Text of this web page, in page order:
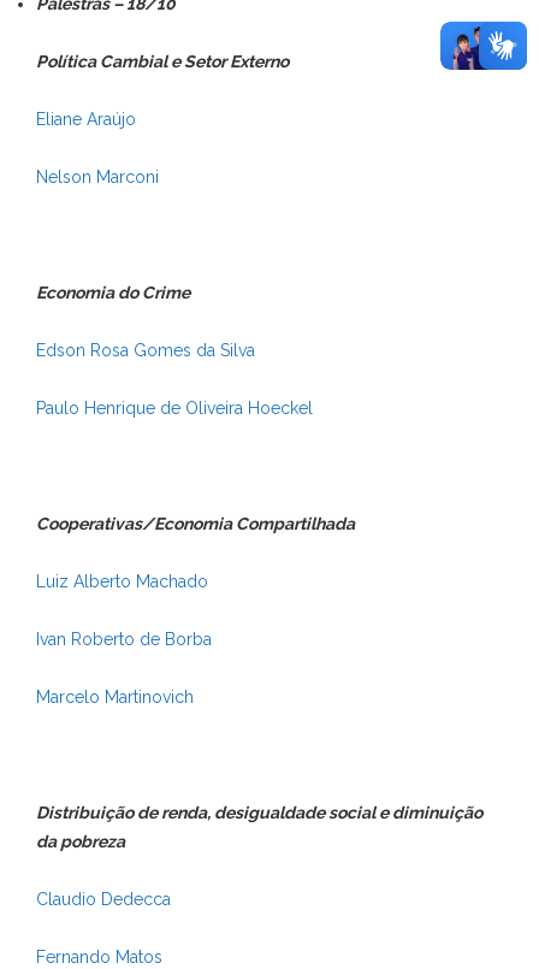
Política Cambial e Setor Externo
Eliane Araújo
Nelson Marconi
Economia do Crime
Edson Rosa Gomes da Silva
Paulo Henrique de Oliveira Hoeckel
Cooperativas/Economia Compartilhada
Luiz Alberto Machado
Ivan Roberto de Borba
Marcelo Martinovich
Distribuição de renda, desigualdade social e diminuição
da pobreza
Claudio Dedecca
Fernando Matos